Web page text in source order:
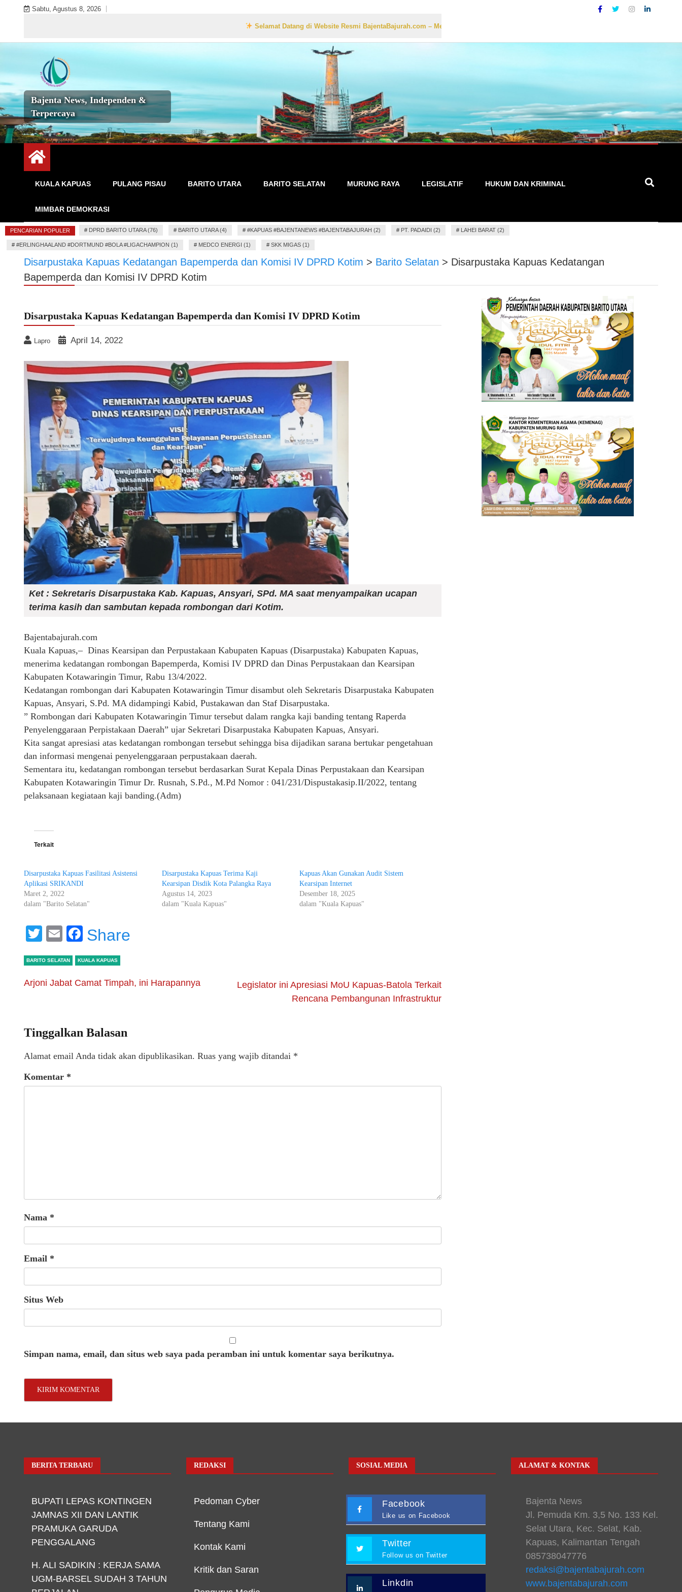
Sabtu, Agustus 8, 2026
Selamat Datang di Website Resmi BajentaBajurah.com – Media Informasi Lokal yang Akurat, Cepat, dan Terpercaya
Bajenta News, Independen &
Terpercaya
KUALA KAPUAS PULANG PISAU BARITO UTARA BARITO SELATAN MURUNG RAYA LEGISLATIF HUKUM DAN KRIMINAL
MIMBAR DEMOKRASI
PENCARIAN POPULER # DPRD BARITO UTARA (76) # BARITO UTARA (4) # #KAPUAS #BAJENTANEWS #BAJENTABAJURAH (2) # PT. PADAIDI (2) # LAHEI BARAT (2)
# #ERLINGHAALAND #DORTMUND #BOLA #LIGACHAMPION (1) # MEDCO ENERGI (1) # SKK MIGAS (1)
Disarpustaka Kapuas Kedatangan Bapemperda dan Komisi IV DPRD Kotim > Barito Selatan > Disarpustaka Kapuas Kedatangan
Bapemperda dan Komisi IV DPRD Kotim
Disarpustaka Kapuas Kedatangan Bapemperda dan Komisi IV DPRD Kotim
Lapro April 14, 2022
Ket : Sekretaris Disarpustaka Kab. Kapuas, Ansyari, SPd. MA saat menyampaikan ucapan
terima kasih dan sambutan kepada rombongan dari Kotim.
Bajentabajurah.com
Kuala Kapuas,– Dinas Kearsipan dan Perpustakaan Kabupaten Kapuas (Disarpustaka) Kabupaten Kapuas,
menerima kedatangan rombongan Bapemperda, Komisi IV DPRD dan Dinas Perpustakaan dan Kearsipan
Kabupaten Kotawaringin Timur, Rabu 13/4/2022.
Kedatangan rombongan dari Kabupaten Kotawaringin Timur disambut oleh Sekretaris Disarpustaka Kabupaten
Kapuas, Ansyari, S.Pd. MA didampingi Kabid, Pustakawan dan Staf Disarpustaka.
” Rombongan dari Kabupaten Kotawaringin Timur tersebut dalam rangka kaji banding tentang Raperda
Penyelenggaraan Perpistakaan Daerah” ujar Sekretari Disarpustaka Kabupaten Kapuas, Ansyari.
Kita sangat apresiasi atas kedatangan rombongan tersebut sehingga bisa dijadikan sarana bertukar pengetahuan
dan informasi mengenai penyelenggaraan perpustakaan daerah.
Sementara itu, kedatangan rombongan tersebut berdasarkan Surat Kepala Dinas Perpustakaan dan Kearsipan
Kabupaten Kotawaringin Timur Dr. Rusnah, S.Pd., M.Pd Nomor : 041/231/Dispustakasip.II/2022, tentang
pelaksanaan kegiataan kaji banding.(Adm)
Terkait
Disarpustaka Kapuas Fasilitasi Asistensi
Aplikasi SRIKANDI
Maret 2, 2022
dalam "Barito Selatan"
Disarpustaka Kapuas Terima Kaji
Kearsipan Disdik Kota Palangka Raya
Agustus 14, 2023
dalam "Kuala Kapuas"
Kapuas Akan Gunakan Audit Sistem
Kearsipan Internet
Desember 18, 2025
dalam "Kuala Kapuas"
Twitter
EmailFacebook
Share
BARITO SELATAN KUALA KAPUAS
Arjoni Jabat Camat Timpah, ini Harapannya
Legislator ini Apresiasi MoU Kapuas-Batola Terkait
Rencana Pembangunan Infrastruktur
Tinggalkan Balasan
Alamat email Anda tidak akan dipublikasikan. Ruas yang wajib ditandai *
Komentar *
Nama *
Email *
Situs Web
Simpan nama, email, dan situs web saya pada peramban ini untuk komentar saya berikutnya.
BERITA TERBARU
BUPATI LEPAS KONTINGEN
JAMNAS XII DAN LANTIK
PRAMUKA GARUDA
PENGGALANG
H. ALI SADIKIN : KERJA SAMA
UGM-BARSEL SUDAH 3 TAHUN
REDAKSI
Pedoman Cyber
Tentang Kami
Kontak Kami
Kritik dan Saran
SOSIAL MEDIA
Facebook
Like us on Facebook
Twitter
Follow us on Twitter
Linkdin
ALAMAT & KONTAK
Bajenta News
Jl. Pemuda Km. 3,5 No. 133 Kel.
Selat Utara, Kec. Selat, Kab.
Kapuas, Kalimantan Tengah
085738047776
redaksi@bajentabajurah.com
www.bajentabajurah.com